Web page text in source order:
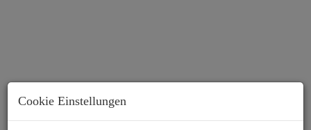
Cookie Einstellungen